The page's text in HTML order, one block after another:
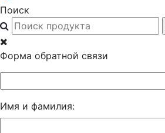
Поиск
Форма обратной связи
Имя и фамилия: